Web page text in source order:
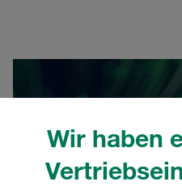
Wir haben